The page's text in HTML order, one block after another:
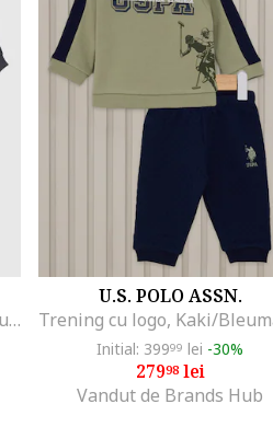
Trening uni din amestec de bumbac, Gri inchis
U.S. POLO ASSN.
Initial: 39999 lei -30%
27998lei
Vandut de Brands Hub